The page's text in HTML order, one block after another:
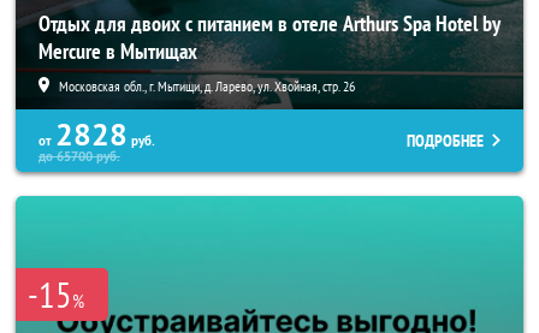
Отдых для двоих с питанием в отеле Arthurs Spa Hotel by
Mercure в Мытищах
Московская обл., г. Мытищи, д. Ларево, ул. Хвойная, стр. 26
от 2828 руб.
до65700руб.
ПОДРОБНЕЕ
-15%